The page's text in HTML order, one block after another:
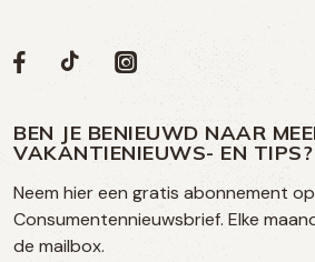
Volg
op
social
media
Social
Volg
op
Facebook
Volg
op
TikTok
Volg
op
Instagram
BEN JE BENIEUWD NAAR
VAKANTIENIEUWS- EN TIPS?
Neem hier een gratis abonnement
Consumentennieuwsbrief. Elke
de mailbox.